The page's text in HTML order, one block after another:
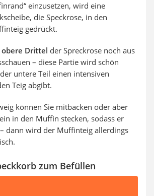
einzusetzen, wird eine
die Speckrose, in den
gedrückt.
obere Drittel der Spreckrose noch aus
– diese Partie wird schön
untere Teil einen intensiven
Teig abgibt.
können Sie mitbacken oder aber
in den Muffin stecken, sodass er
dann wird der Muffinteig allerdings
zum Befüllen